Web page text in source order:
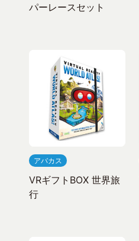
パーレースセット
アバカス
VRギフトBOX 世界旅
行